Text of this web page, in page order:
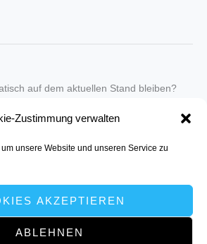
Zustimmung verwalten
unsere Website und unseren Service zu
AKZEPTIEREN
ABLEHNEN
auf dem aktuellen Stand bleiben?
Newsletter-Service auf.
einfach eine